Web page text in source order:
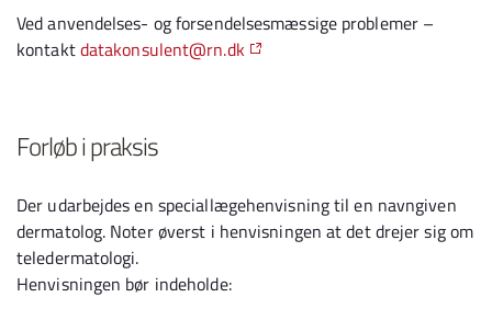
Ved anvendelses- og forsendelsesmæssige problemer –
kontaktdatakonsulent@rn.dk
Forløb i praksis
Der udarbejdes en speciallægehenvisning til en navngiven
dermatolog. Noter øverst i henvisningen at det drejer sig om
teledermatologi.
Henvisningen bør indeholde: